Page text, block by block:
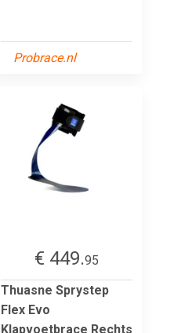
Probrace.nl
€ 449.95
Thuasne Sprystep
Flex Evo
Klapvoetbrace Rechts